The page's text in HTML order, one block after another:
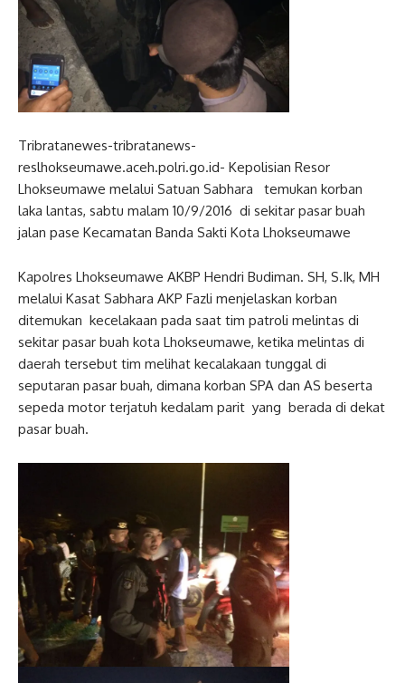
Tribratanewes-tribratanews-
reslhokseumawe.aceh.polri.go.id- Kepolisian Resor
Lhokseumawe melalui Satuan Sabhara temukan korban
laka lantas, sabtu malam 10/9/2016 di sekitar pasar buah
jalan pase Kecamatan Banda Sakti Kota Lhokseumawe
Kapolres Lhokseumawe AKBP Hendri Budiman. SH, S.Ik, MH
melalui Kasat Sabhara AKP Fazli menjelaskan korban
ditemukan kecelakaan pada saat tim patroli melintas di
sekitar pasar buah kota Lhokseumawe, ketika melintas di
daerah tersebut tim melihat kecalakaan tunggal di
seputaran pasar buah, dimana korban SPA dan AS beserta
sepeda motor terjatuh kedalam parit yang berada di dekat
pasar buah.